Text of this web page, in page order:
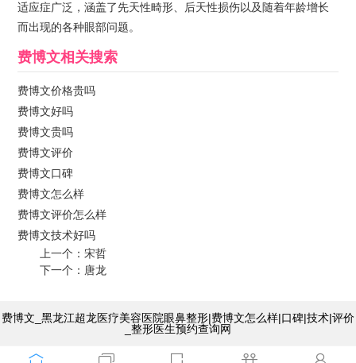
适应症广泛，涵盖了先天性畸形、后天性损伤以及随着年龄增长
而出现的各种眼部问题。
费博文相关搜索
费博文价格贵吗
费博文好吗
费博文贵吗
费博文评价
费博文口碑
费博文怎么样
费博文评价怎么样
费博文技术好吗
上一个：宋哲
下一个： 唐龙
费博文_黑龙江超龙医疗美容医院眼鼻整形|费博文怎么样|口碑|技术|评价
_整形医生预约查询网